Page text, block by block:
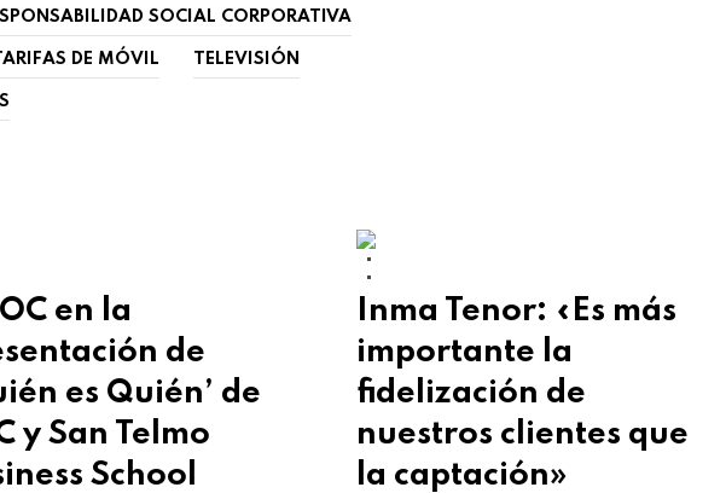
SOCIAL CORPORATIVA
TARIFAS DE MÓVIL TELEVISIÓN
en la
de
es Quién’ de
y San Telmo
School
Inma Tenor: «Es más
importante la
fidelización de
nuestros clientes que
la captación»